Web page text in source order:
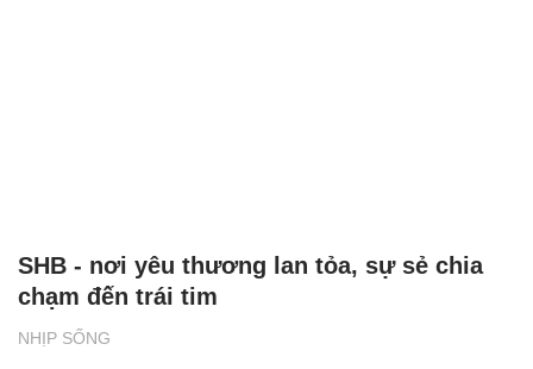
NHỊP SỐNG
SHB - nơi yêu thương lan tỏa, sự sẻ chia
chạm đến trái tim